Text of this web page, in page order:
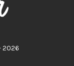
2026